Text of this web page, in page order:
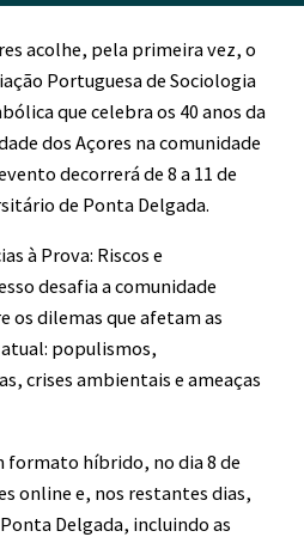
acolhe, pela primeira vez, o
Portuguesa de Sociologia
que celebra os 40 anos da
dos Açores na comunidade
decorrerá de 8 a 11 de
de Ponta Delgada.
à Prova: Riscos e
desafia a comunidade
dilemas que afetam as
populismos,
crises ambientais e ameaças
formato híbrido, no dia 8 de
online e, nos restantes dias,
Delgada, incluindo as